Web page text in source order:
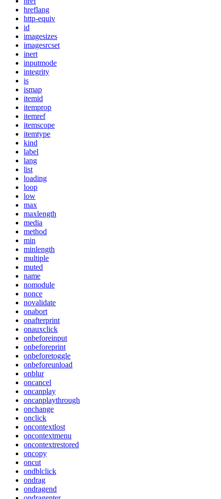
hreflang
http-equiv
id
imagesizes
imagesrcset
inert
inputmode
integrity
is
ismap
itemid
itemprop
itemref
itemscope
itemtype
kind
label
lang
list
loading
loop
low
max
maxlength
media
method
min
minlength
multiple
muted
name
nomodule
nonce
novalidate
onabort
onafterprint
onauxclick
onbeforeinput
onbeforeprint
onbeforetoggle
onbeforeunload
onblur
oncancel
oncanplay
oncanplaythrough
onchange
onclick
oncontextlost
oncontextmenu
oncontextrestored
oncopy
oncut
ondblclick
ondrag
ondragend